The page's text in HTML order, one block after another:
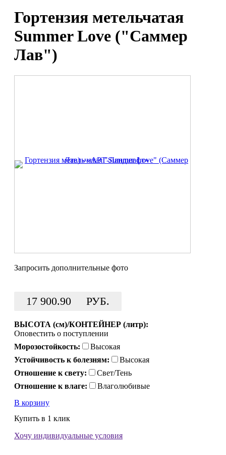
Гортензия метельчатая
Summer Love ("Саммер
Лав")
Запросить дополнительные фото
17 900.90 РУБ.
ВЫСОТА (см)/КОНТЕЙНЕР (литр):
Оповестить о поступлении
Морозостойкость:
Высокая
Устойчивость к болезням:
Высокая
Отношение к свету:
Свет/Тень
Отношение к влаге:
Влаголюбивые
В корзину
Купить в 1 клик
Хочу индивидуальные условия